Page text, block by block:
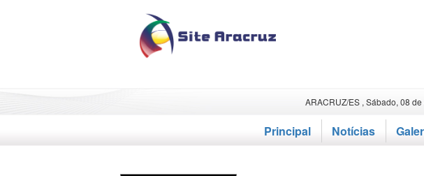
ARACRUZ/ES , Sábado, 08
Principal Notícias